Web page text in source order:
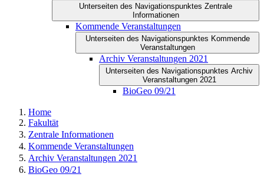
Unterseiten des Navigationspunktes Zentrale
Informationen
Kommende Veranstaltungen
Unterseiten des Navigationspunktes Kommende
Veranstaltungen
Archiv Veranstaltungen 2021
Unterseiten des Navigationspunktes Archiv
Veranstaltungen 2021
BioGeo 09/21
Home
Fakultät
Zentrale Informationen
Kommende Veranstaltungen
Archiv Veranstaltungen 2021
BioGeo 09/21